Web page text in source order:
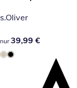
s.Oliver
39,99 €
nur 39,99 €